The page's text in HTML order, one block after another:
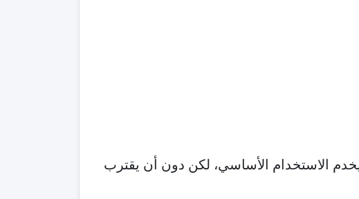
الاستخدام الأساسي، لكن دون أن يقترب